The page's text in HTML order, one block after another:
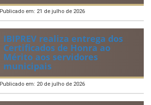
Publicado em: 21 de julho de 2026
IBIPREV realiza entrega dos
Certificados de Honra ao
Mérito aos servidores
municipais
Publicado em: 20 de julho de 2026